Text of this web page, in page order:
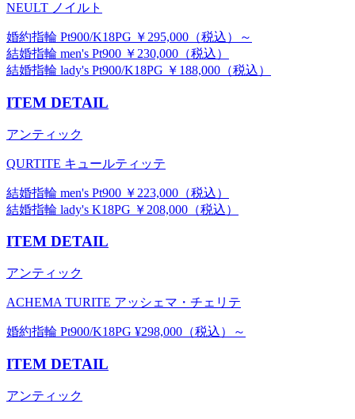
NEULT ノイルト
婚約指輪 Pt900/K18PG ￥295,000（税込）～
結婚指輪 men's Pt900 ￥230,000（税込）
結婚指輪 lady's Pt900/K18PG ￥188,000（税込）
ITEM DETAIL
アンティック
QURTITE キュールティッテ
結婚指輪 men's Pt900 ￥223,000（税込）
結婚指輪 lady's K18PG ￥208,000（税込）
ITEM DETAIL
アンティック
ACHEMA TURITE アッシェマ・チェリテ
婚約指輪 Pt900/K18PG ¥298,000（税込）～
ITEM DETAIL
アンティック